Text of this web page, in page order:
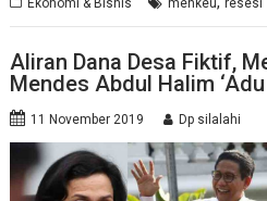
Aliran Dana Desa Fiktif,
Mendes Abdul Halim ‘Adu
11 November 2019 Dp silalahi